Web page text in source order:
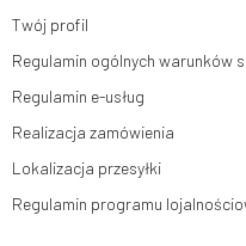
Twój profil
Regulamin ogólnych warunków
Regulamin e-usług
Realizacja zamówienia
Lokalizacja przesyłki
Regulamin programu